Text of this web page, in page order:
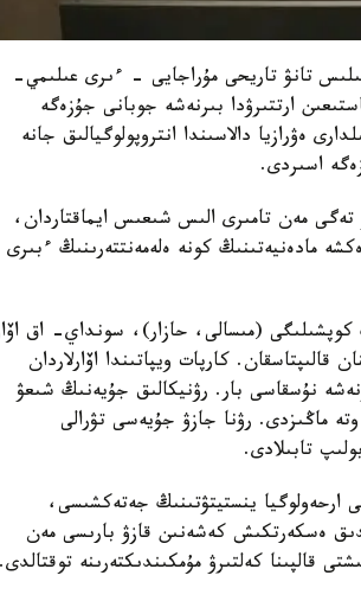
تانۋ تاريحى مۇراجايى - ءىرى عىلىمي-
ارتتىرۋدا بىرنەشە جوبانى جۇزەگە
ەۋرازيا دالاسىندا انتروپولوگيالىق جانە
اسىردى.
تەگى مەن تامىرى الىس شىعىس ايماقتاردان،
مادەنيەتىنىڭ كونە ەلەمەنتتەرىنىڭ
كوپشىلىگى (مىسالى، حازار)، سونداي- اق
قالىپتاسقان. كارپات ويپاتىندا اۆارلاردان
نۇسقاسى بار. رۋنيكالىق جۇيەنىڭ شىعۋ
ماڭىزدى. رۋنا جازۋ جۇيەسى تۋرالى
تابىلادى.
ارحەولوگيا ينستيتۋتىنىڭ جەتەكشىسى،
ەسكەرتكىش كەشەنىن قازۋ بارىسى مەن
قالپىنا كەلتىرۋ مۇمكىندىكتەرىنە توقتالدى.